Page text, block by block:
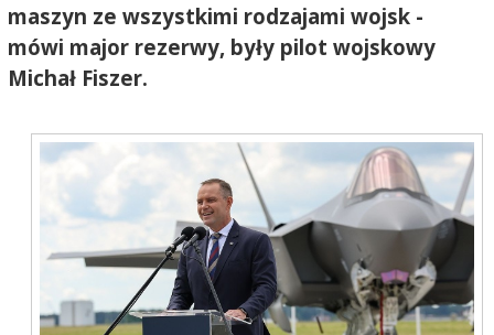
maszyn ze wszystkimi rodzajami wojsk -
mówi major rezerwy, były pilot wojskowy
Michał Fiszer.